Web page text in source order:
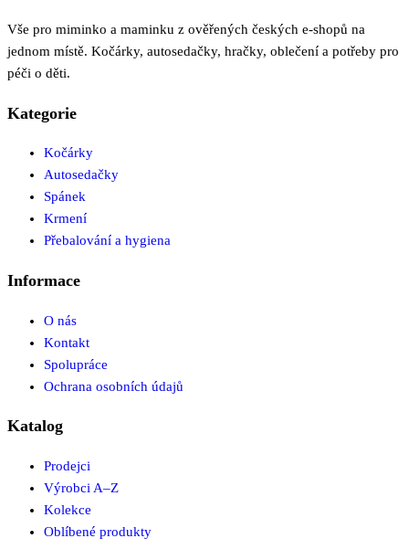
Vše pro miminko a maminku z ověřených českých e-shopů na
jednom místě. Kočárky, autosedačky, hračky, oblečení a potřeby pro
péči o děti.
Kategorie
Kočárky
Autosedačky
Spánek
Krmení
Přebalování a hygiena
Informace
O nás
Kontakt
Spolupráce
Ochrana osobních údajů
Katalog
Prodejci
Výrobci A–Z
Kolekce
Oblíbené produkty